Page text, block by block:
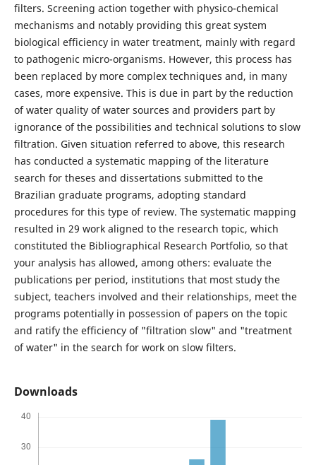
filters. Screening action together with physico-chemical
mechanisms and notably providing this great system
biological efficiency in water treatment, mainly with regard
to pathogenic micro-organisms. However, this process has
been replaced by more complex techniques and, in many
cases, more expensive. This is due in part by the reduction
of water quality of water sources and providers part by
ignorance of the possibilities and technical solutions to slow
filtration. Given situation referred to above, this research
has conducted a systematic mapping of the literature
search for theses and dissertations submitted to the
Brazilian graduate programs, adopting standard
procedures for this type of review. The systematic mapping
resulted in 29 work aligned to the research topic, which
constituted the Bibliographical Research Portfolio, so that
your analysis has allowed, among others: evaluate the
publications per period, institutions that most study the
subject, teachers involved and their relationships, meet the
programs potentially in possession of papers on the topic
and ratify the efficiency of "filtration slow" and "treatment
of water" in the search for work on slow filters.
Downloads